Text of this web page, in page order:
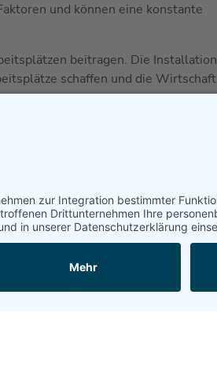
und können eine konstante
beitragen. Die Installation
schaffen und die Wirtschaft
die Kosten für Investitionen in
Investitionen in erneuerbare
die Kosten für Investitionen in